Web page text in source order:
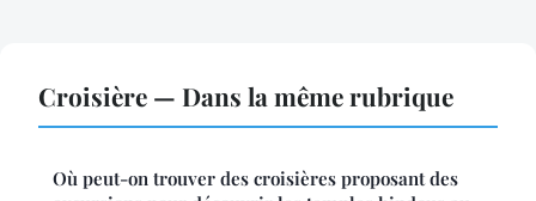
Croisière — Dans la même rubrique
Où peut-on trouver des croisières proposant des